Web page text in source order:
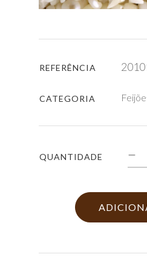
REFERÊNCIA
CATEGORIA
QUANTIDADE